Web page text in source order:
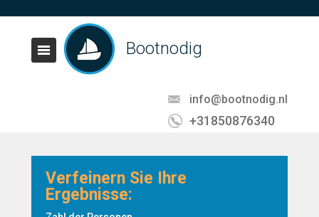
Bootnodig
info@bootnodig.nl
+31850876340
Verfeinern Sie Ihre
Ergebnisse: